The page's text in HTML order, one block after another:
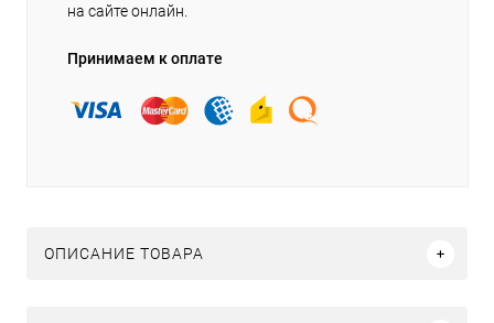
на сайте онлайн.
Принимаем к оплате
ОПИСАНИЕ ТОВАРА